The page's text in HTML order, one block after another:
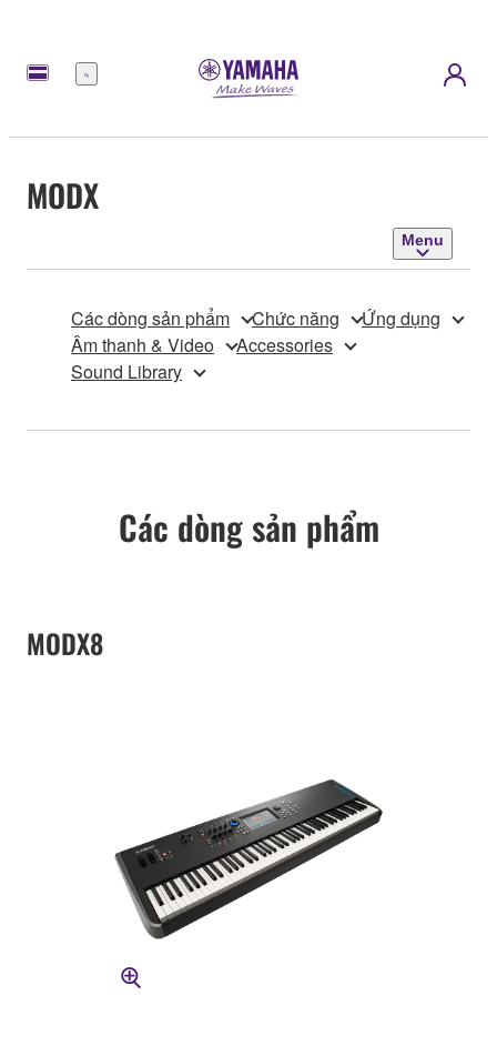
Menu
MODX
Menu
Các dòng sản phẩm Chức năng
Ứng dụng
Âm thanh & Video
Accessories
Sound Library
Các dòng sản phẩm
MODX8